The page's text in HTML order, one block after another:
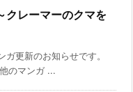
クレーマーのクマを
更新のお知らせです。
のマンガ ...